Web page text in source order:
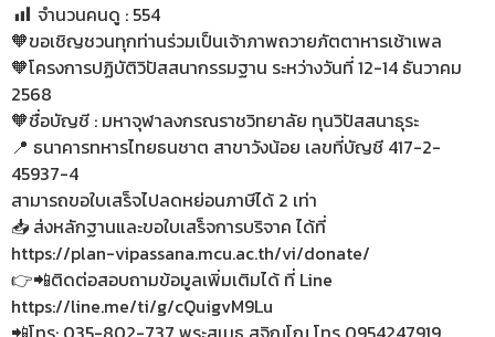
จำนวนคนดู : 554
🧡ขอเชิญชวนทุกท่านร่วมเป็นเจ้าภาพถวายภัตตาหารเช้าเพล
🧡โครงการปฏิบัติวิปัสสนากรรมฐาน ระหว่างวันที่ 12-14 ธันวาคม
2568
🧡ชื่อบัญชี : มหาจุฬาลงกรณราชวิทยาลัย ทุนวิปัสสนาธุระ
📍 ธนาคารทหารไทยธนชาต สาขาวังน้อย เลขที่บัญชี 417-2-
45937-4
สามารถขอใบเสร็จไปลดหย่อนภาษีได้ 2 เท่า
📥 ส่งหลักฐานและขอใบเสร็จการบริจาค ได้ที่
https://plan-vipassana.mcu.ac.th/vi/donate/
👉📲ติดต่อสอบถามข้อมูลเพิ่มเติมได้ ที่ Line
https://line.me/ti/g/cQuigvM9Lu